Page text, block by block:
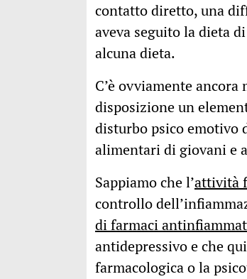
contatto diretto, una
aveva seguito la dieta
alcuna dieta.
C’è ovviamente
disposizione un
disturbo psico emotivo
alimentari di giovani e
Sappiamo che l’attività
controllo
di farmaci
antidepressivo e che
farmacologica o la